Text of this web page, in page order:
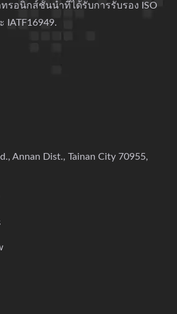
ทรอนิกส์ชั้นนำที่ได้รับการรับรอง ISO
IATF16949.
Annan Dist., Tainan City 70955,